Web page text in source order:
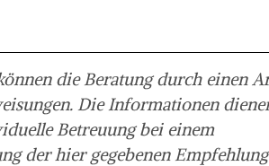
die Beratung durch einen
Die Informationen
Betreuung bei einem
der hier gegebenen